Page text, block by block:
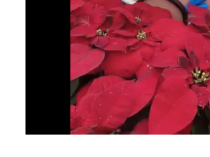
Loaded:
100.00%